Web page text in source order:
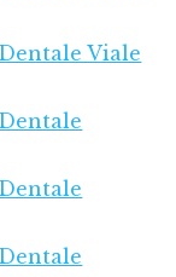
Viale